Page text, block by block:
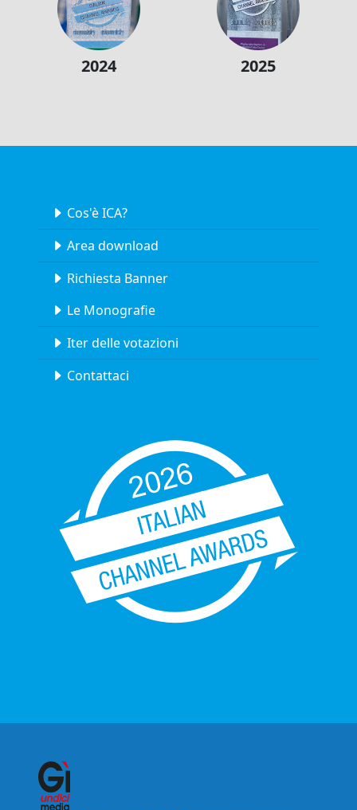
2024 2025
Cos'è ICA?
Area download
Richiesta Banner
Le Monografie
Iter delle votazioni
Contattaci